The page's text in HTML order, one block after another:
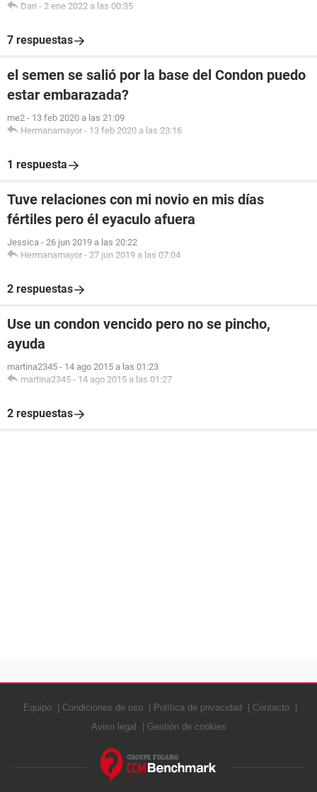
Dari - 2 ene 2022 a las 00:35
7 respuestas
el semen se salió por la base del Condon puedo
estar embarazada?
me2 - 13 feb 2020 a las 21:09
Hermanamayor - 13 feb 2020 a las 23:16
1 respuesta
Tuve relaciones con mi novio en mis días
fértiles pero él eyaculo afuera
Jessica - 26 jun 2019 a las 20:22
Hermanamayor - 27 jun 2019 a las 07:04
2 respuestas
Use un condon vencido pero no se pincho,
ayuda
martina2345 - 14 ago 2015 a las 01:23
martina2345 - 14 ago 2015 a las 01:27
2 respuestas
Equipo Condiciones de uso Política de privacidad
Contacto
Aviso legal
Gestión de cookies